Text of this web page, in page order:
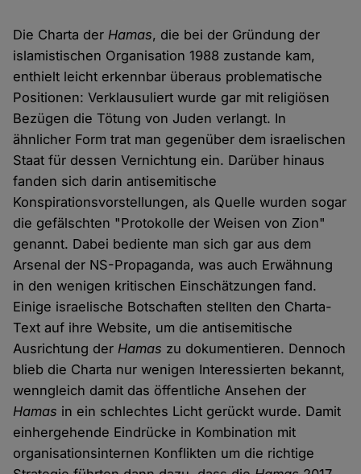
Die Charta derHamas, die bei der Gründung der
islamistischen Organisation 1988 zustande kam,
enthielt leicht erkennbar überaus problematische
Positionen: Verklausuliert wurde gar mit religiösen
Bezügen die Tötung von Juden verlangt. In
ähnlicher Form trat man gegenüber dem israelischen
Staat für dessen Vernichtung ein. Darüber hinaus
fanden sich darin antisemitische
Konspirationsvorstellungen, als Quelle wurden sogar
die gefälschten "Protokolle der Weisen von Zion"
genannt. Dabei bediente man sich gar aus dem
Arsenal der NS-Propaganda, was auch Erwähnung
in den wenigen kritischen Einschätzungen fand.
Einige israelische Botschaften stellten den Charta-
Text auf ihre Website, um die antisemitische
Ausrichtung derHamas zu dokumentieren. Dennoch
blieb die Charta nur wenigen Interessierten bekannt,
wenngleich damit das öffentliche Ansehen der
Hamas in ein schlechtes Licht gerückt wurde. Damit
einhergehende Eindrücke in Kombination mit
organisationsinternen Konflikten um die richtige